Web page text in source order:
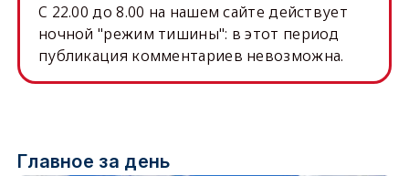
C 22.00 до 8.00 на нашем сайте действует
ночной "режим тишины": в этот период
публикация комментариев невозможна.
Главное за день